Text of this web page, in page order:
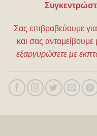
Σας επιβραβεύουμε
και σας ανταμείβουμε
εξαργυρώσετε με